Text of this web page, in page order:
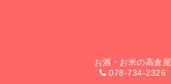
お酒・お米の高倉屋
078-734-2326